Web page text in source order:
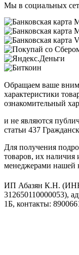
Мы в социальных
Обращаем ваше
характеристики
ознакомительный
и не являются
статьи 437
Для получения
товаров, их наличия
менеджерами нашей
ИП Абазян К.Н.
312650110000053),
1Б, контакты: